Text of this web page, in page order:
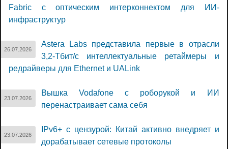
Fabric с оптическим интерконнектом для ИИ-
инфраструктур
26.07.2026
Astera Labs представила первые в отрасли
3,2-Тбит/с интеллектуальные ретаймеры и
редрайверы для Ethernet и UALink
23.07.2026
Вышка Vodafone с роборукой и ИИ
перенастраивает сама себя
23.07.2026
IPv6+ с цензурой: Китай активно внедряет и
дорабатывает сетевые протоколы